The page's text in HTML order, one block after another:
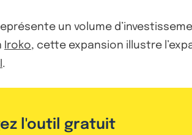
un volume
Iroko, cette expansion illustre
.
l'outil gratuit